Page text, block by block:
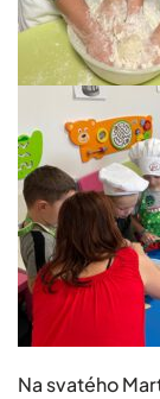
Na svatého